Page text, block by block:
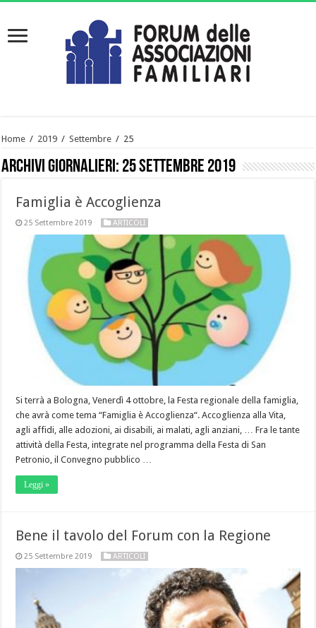
Home / 2019 / Settembre / 25
Archivi giornalieri: 25 Settembre 2019
Famiglia è Accoglienza
25 Settembre 2019 ARTICOLI
Si terrà a Bologna, Venerdì 4 ottobre, la Festa regionale della famiglia,
che avrà come tema “Famiglia è Accoglienza“. Accoglienza alla Vita,
agli affidi, alle adozioni, ai disabili, ai malati, agli anziani, … Fra le tante
attività della Festa, integrate nel programma della Festa di San
Petronio, il Convegno pubblico …
Leggi »
Bene il tavolo del Forum con la Regione
25 Settembre 2019 ARTICOLI